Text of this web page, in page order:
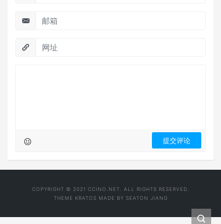
COPYRIGHT © 2021 CCINO.NET. ALL RIGHTS RESERVED.
THEME KRATOS MADE BY SEATON JIANG